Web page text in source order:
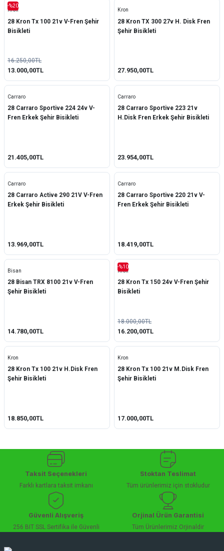
-%20
Kron
28 Kron Tx 100 21v V-Fren Şehir
Bisikleti
16.250,00TL
13.000,00TL
Kron
28 Kron TX 300 27v H. Disk Fren
Şehir Bisikleti
27.950,00TL
Carraro
28 Carraro Sportive 224 24v V-
Fren Erkek Şehir Bisikleti
21.405,00TL
Carraro
28 Carraro Sportive 223 21v
H.Disk Fren Erkek Şehir Bisikleti
23.954,00TL
Carraro
28 Carraro Active 290 21V V-Fren
Erkek Şehir Bisikleti
13.969,00TL
Carraro
28 Carraro Sportive 220 21v V-
Fren Erkek Şehir Bisikleti
18.419,00TL
Bisan
28 Bisan TRX 8100 21v V-Fren
Şehir Bisikleti
14.780,00TL
-%10
Kron
28 Kron Tx 150 24v V-Fren Şehir
Bisikleti
18.000,00TL
16.200,00TL
Kron
28 Kron Tx 100 21v H.Disk Fren
Şehir Bisikleti
18.850,00TL
Kron
28 Kron Tx 100 21v M.Disk Fren
Şehir Bisikleti
17.000,00TL
Taksit Seçenekleri
Farklı kartlara taksit imkanı
Stoktan Teslimat
Tüm ürünlerimiz için stokludur
Güvenli Alışveriş
256 BIT SSL Sertifika ile Güvenli
Orjinal Ürün Garantisi
Tüm Ürünlerimiz Orjinaldir